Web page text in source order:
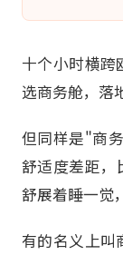
十个小时横跨
选商务舱，落
但同样是"商
舒适度差距
舒展着睡一觉，
有的名义上叫